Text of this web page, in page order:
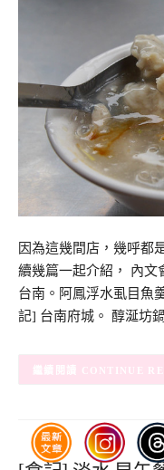
因為這幾間店，幾呼都
續幾篇一起介紹， 內文
台南。阿鳳浮水虱目
記] 台南府城。 醇涎坊
CONTINUE